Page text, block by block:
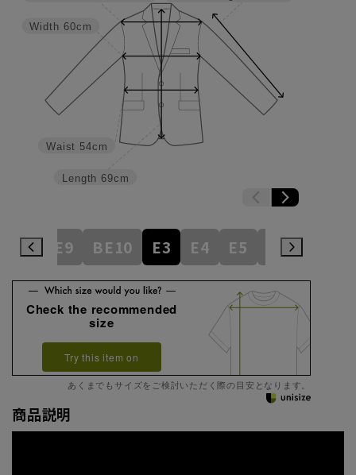
Length 69cm
Waist 54cm
Width 60cm
BE9 BE10 E3 E4 E5 E6
Check the recommended
size
Try this item on
あくまでもサイズをご検討いただく際の目安となります。
商品説明